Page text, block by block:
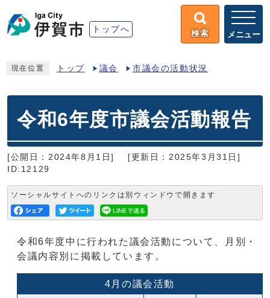
トップへ 検索 メニュー
現在位置 トップ 議会 市議会の活動状況
令和6年度市議会活動報告
[公開日：2024年8月1日]
[更新日：2025年3月31日]
ID:12129
ソーシャルサイトへのリンクは別ウィンドウで開きます
令和6年度中に行われた議会活動について、月別・
会議内容別に掲載しています。
4月の議会活動